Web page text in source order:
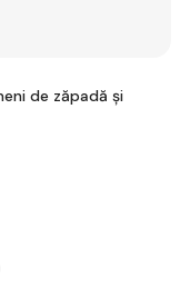
de zăpadă și